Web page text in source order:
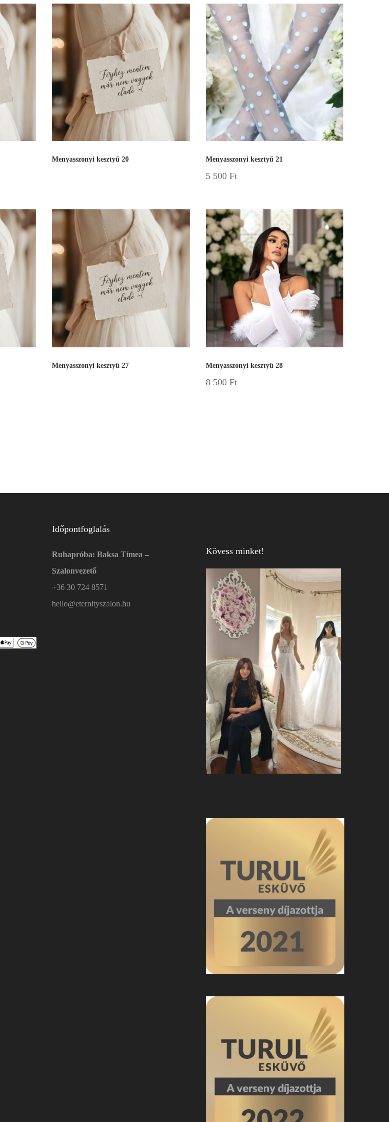
Menyasszonyi kesztyű 20 Menyasszonyi kesztyű 21
5 500 Ft
Menyasszonyi kesztyű 27 Menyasszonyi kesztyű 28
8 500 Ft
Időpontfoglalás
Ruhapróba: Baksa Tímea –
Szalonvezető
+36 30 724 8571
hello@eternityszalon.hu
Kövess minket!